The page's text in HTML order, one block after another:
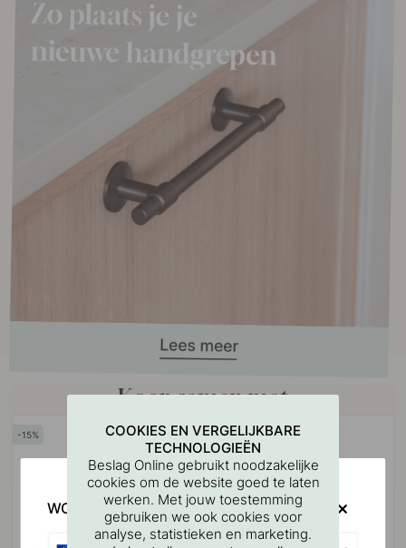
Koop samen met
15
COOKIES EN VERGELIJKBARE
TECHNOLOGIEËN
Beslag Online gebruikt noodzakelijke
cookies om de website goed te laten
werken. Met jouw toestemming
gebruiken we ook cookies voor
analyse, statistieken en marketing.
WOULD YOU RATHER VISIT?